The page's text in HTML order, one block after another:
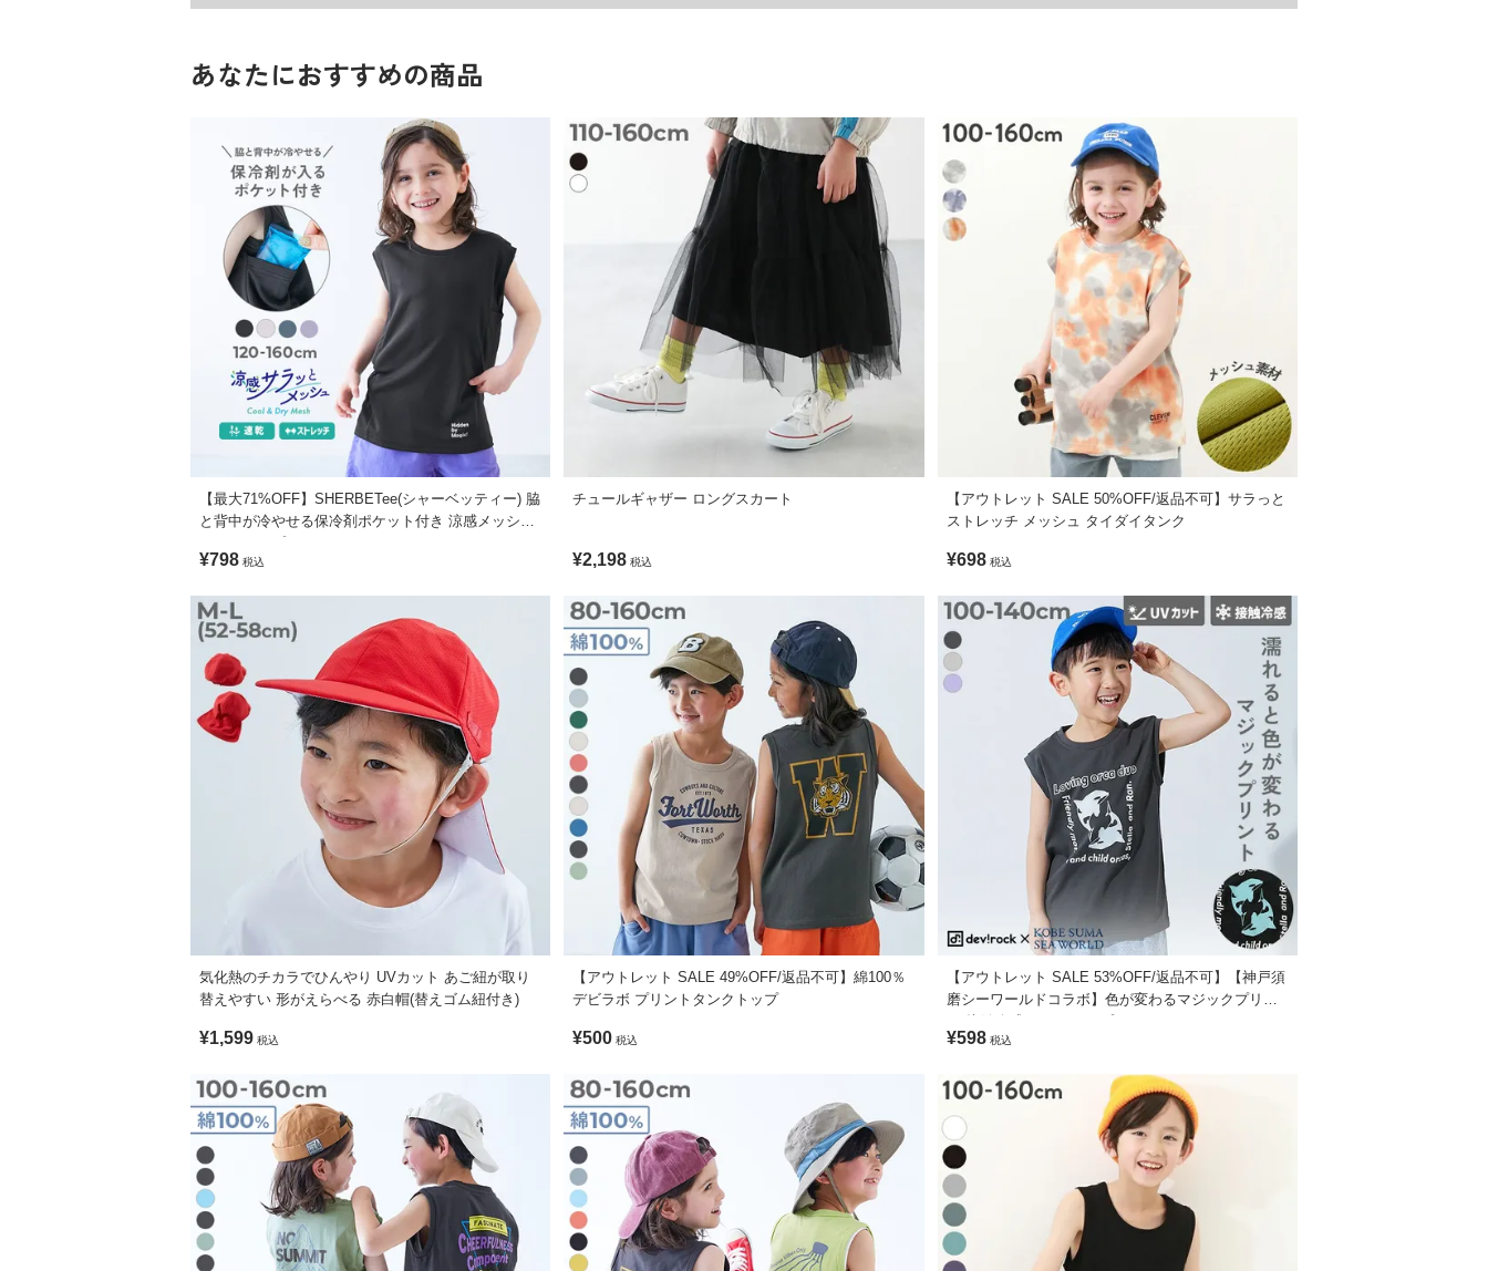
■シリーズ
「涼しく、おしゃれ。」が夏の新ルール
アイスみたいに溶けてしまいそうな日も、汗びっちょりで遊んでいるキミ。
少しでも快適に夏を過ごしてほしいけれど、おしゃれだって妥協したくない。
なら、どっちも欲張ったっていいんじゃない？
サラっとストレッチシリーズを着て、「涼しく、おしゃれ。」がこれからの夏の新ルール。
■素材
速乾機能付き、ポリエステルメッシュ素材
通気性に優れ、さらっとした着心地が特徴。
しっかりストレッチが効いているので、動きやすいのも魅力です。
■スタイリング
トップスとして着用するときは、ハーフパンツを合わせてカジュアルに。
インナーとして着用するときは、シャツなどを羽織って首元から配色をチラッと見せるのがおすすめです。
120cm
50
140cm
28.5
150cm
30
160cm
31.5
素材・仕様
ポリエステル100%
生産国
CHINA
洗濯方法
洗濯機洗い可(デリケート洗い) / 漂白剤使用不可 / 乾燥機使用不可 / 日陰つり干し/ 洗濯ネット使用
・摩擦や水、汗などで色が移ることがあります。ご注意ください。
・平置きにて採寸しているため、サイズや形に多少の誤差が生じる場合がございます。あらかじめご了承ください。
・生産時期により、多少色味が異なる場合がございますが、素材・サイズ等の品質に違いはございません。
あなたにおすすめの商品
【最大71%OFF】SHERBETee(シャーベッティー) 脇
と背中が冷やせる保冷剤ポケット付き 涼感メッシュ
¥798 税込
チュールギャザー ロングスカート
¥2,198 税込
【アウトレット SALE 50%OFF/返品不可】サラっと
ストレッチ メッシュ タイダイタンク
¥698 税込
気化熱のチカラでひんやり UVカット あご紐が取り
替えやすい 形がえらべる 赤白帽(替えゴム紐付き)
¥1,599 税込
【アウトレット SALE 49%OFF/返品不可】綿100％
デビラボ プリントタンクトップ
¥500 税込
【アウトレット SALE 53%OFF/返品不可】【神戸須
磨シーワールドコラボ】色が変わるマジックプリン
¥598 税込